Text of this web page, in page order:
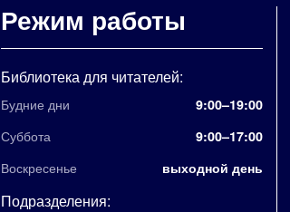
Режим работы
Библиотека для читателей:
Будние дни 9:00–19:00
Суббота 9:00–17:00
Воскресенье выходной день
Подразделения: